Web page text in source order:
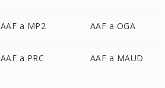
AAF a MP2 AAF a OGA
AAF a PRC AAF a MAUD